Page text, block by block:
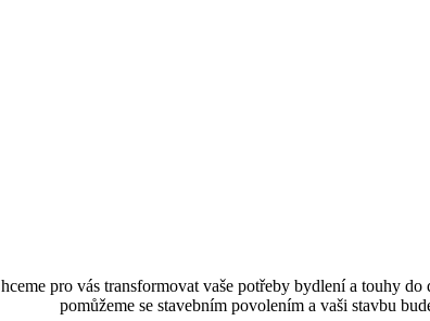
pro vás transformovat vaše potřeby bydlení a touhy
pomůžeme se stavebním povolením a vaši stavbu